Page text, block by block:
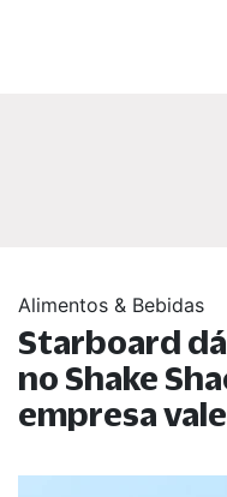
Alimentos & Bebidas
Starboard
no Shake
empresa